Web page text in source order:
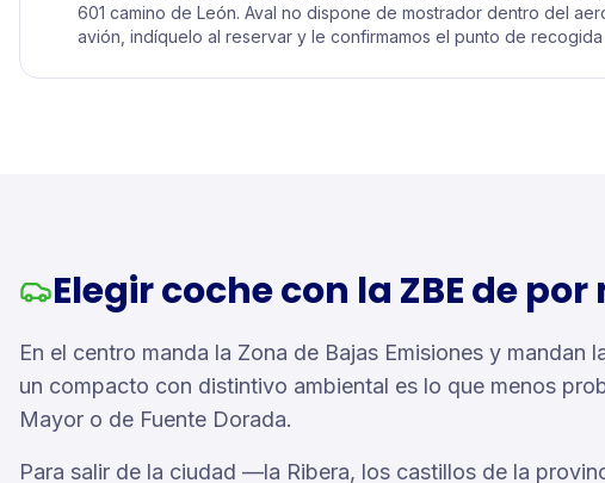
601 camino de León. Aval no dispone de mostrador dentro del
avión, indíquelo al reservar y le confirmamos el punto de
Elegir coche con la ZBE de
En el centro manda la Zona de Bajas Emisiones y mandan
un compacto con distintivo ambiental es lo que menos
Mayor o de Fuente Dorada.
Para salir de la ciudad —la Ribera, los castillos de la